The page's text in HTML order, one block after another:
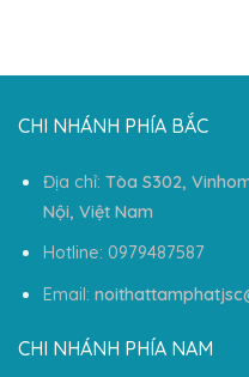
CHI NHÁNH PHÍA BẮC
Địa chỉ: Tòa S302,
Nội, Việt Nam
Hotline: 0979487587
Email:
CHI NHÁNH PHÍA NAM